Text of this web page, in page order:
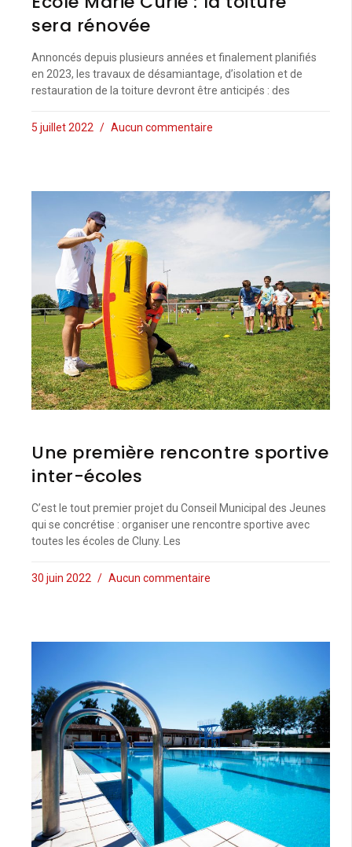
sera rénovée
Annoncés depuis plusieurs années et finalement planifiés
en 2023, les travaux de désamiantage, d’isolation et de
restauration de la toiture devront être anticipés : des
5 juillet 2022 Aucun commentaire
Une première rencontre sportive
inter-écoles
C’est le tout premier projet du Conseil Municipal des Jeunes
qui se concrétise : organiser une rencontre sportive avec
toutes les écoles de Cluny. Les
30 juin 2022 Aucun commentaire